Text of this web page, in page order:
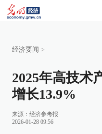
经济要闻 >
2025年高技术
增长13.9%
来源： 经济参考报
2026-01-28 09:56